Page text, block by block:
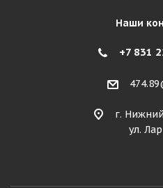
Наши
+7 831
г.
ул.